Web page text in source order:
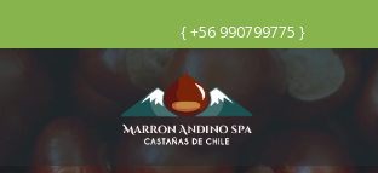
{ +56 990799775 }